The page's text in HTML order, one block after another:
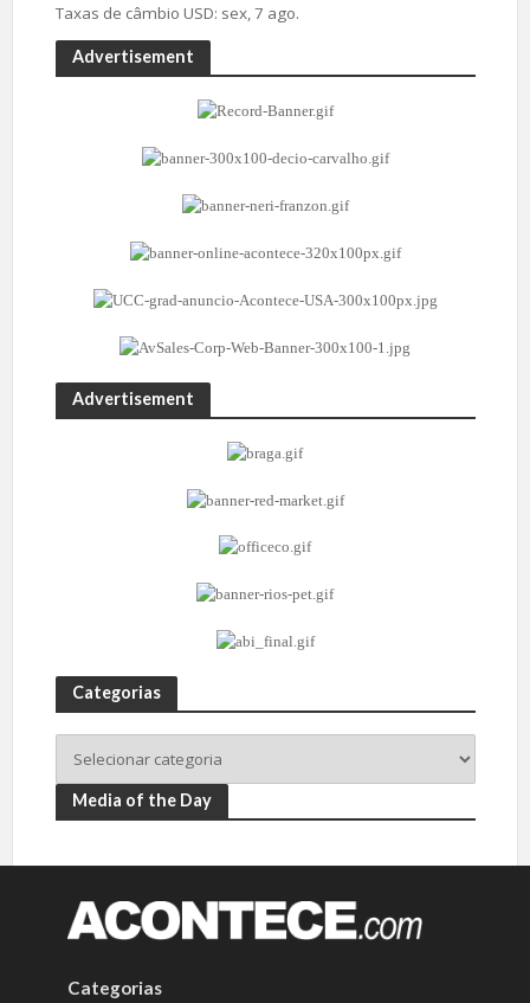
Taxas de câmbio USD: sex, 7 ago.
Advertisement
Advertisement
Categorias
Media of the Day
Categorias